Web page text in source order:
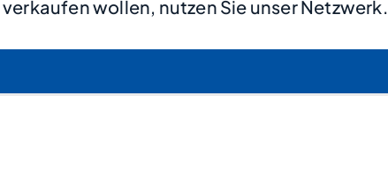
verkaufen wollen, nutzen Sie unser Netzwerk.